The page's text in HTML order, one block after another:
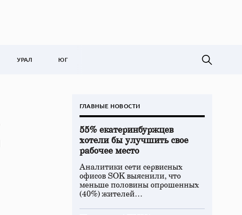
УРАЛ ЮГ
ГЛАВНЫЕ НОВОСТИ
55% екатеринбуржцев
хотели бы улучшить свое
рабочее место
Аналитики сети сервисных
офисов SOK выяснили, что
меньше половины опрошенных
(40%) жителей…